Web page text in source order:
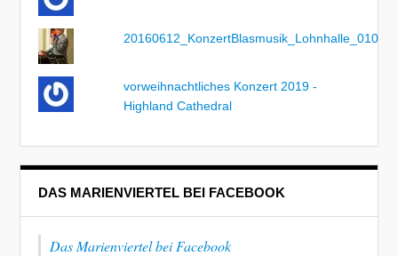
20160612_KonzertBlasmusik_Lohnhalle_010
vorweihnachtliches Konzert 2019 -
Highland Cathedral
DAS MARIENVIERTEL BEI FACEBOOK
Das Marienviertel bei Facebook